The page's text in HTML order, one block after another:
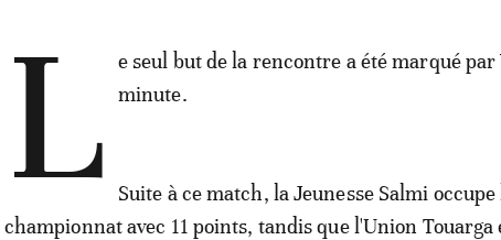
L
e seul but de la rencontre a été marqué par
minute.
Suite à ce match, la Jeunesse Salmi occupe
championnat avec 11 points, tandis que l'Union Touarga